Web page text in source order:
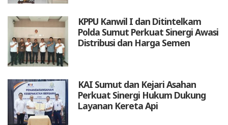
KPPU Kanwil I dan Ditintelkam
Polda Sumut Perkuat Sinergi Awasi
Distribusi dan Harga Semen
KAI Sumut dan Kejari Asahan
Perkuat Sinergi Hukum Dukung
Layanan Kereta Api